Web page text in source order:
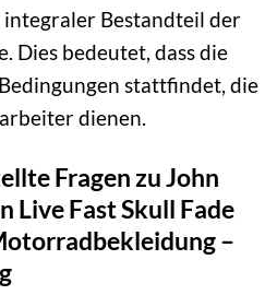
Bestandteil der
Dies bedeutet, dass die
stattfindet, die
dienen.
Fragen zu John
Live Fast Skull Fade
–